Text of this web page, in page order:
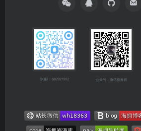
QQ群：682921902 公众号：微信搜海拥